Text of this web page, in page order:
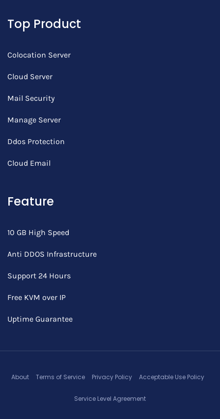
Top Product
Colocation Server
Cloud Server
Mail Security
Manage Server
Ddos Protection
Cloud Email
Feature
10 GB High Speed
Anti DDOS Infrastructure
Support 24 Hours
Free KVM over IP
Uptime Guarantee
About Terms of Service Privacy Policy Acceptable Use Policy
Service Level Agreement